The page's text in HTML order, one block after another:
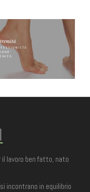
CONF. 10 PZ. FIOR DI PELLE 3 ML BUSTINA MONODOSE
3,05 €
lavoro ben fatto, nato
incontrano in equilibrio